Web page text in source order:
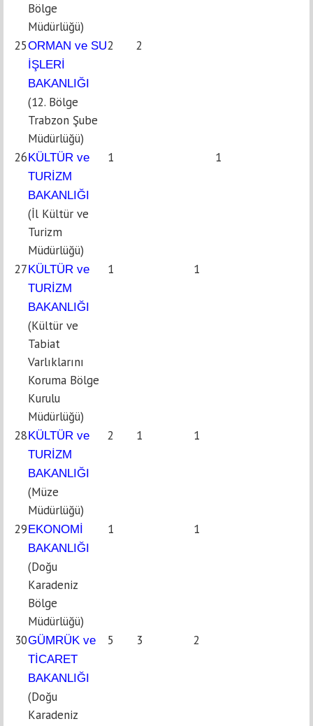
Bölge
Müdürlüğü)
25ORMAN ve SU
İŞLERİ
BAKANLIĞI
(12. Bölge
Trabzon Şube
Müdürlüğü)
2 2
26 KÜLTÜR ve
TURİZM
BAKANLIĞI
(İl Kültür ve
Turizm
Müdürlüğü)
1 1
27 KÜLTÜR ve
TURİZM
BAKANLIĞI
(Kültür ve
Tabiat
Varlıklarını
Koruma Bölge
Kurulu
Müdürlüğü)
1 1
28 KÜLTÜR ve
TURİZM
BAKANLIĞI
(Müze
Müdürlüğü)
2 1 1
29 EKONOMİ
BAKANLIĞI
(Doğu
Karadeniz
Bölge
Müdürlüğü)
1 1
30GÜMRÜK ve
TİCARET
BAKANLIĞI
(Doğu
Karadeniz
5 3 2